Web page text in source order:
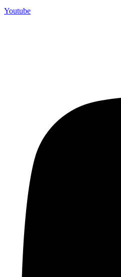
Youtube